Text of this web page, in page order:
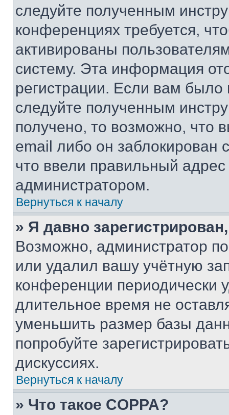
следуйте полученным
конференциях требуется,
активированы
систему. Эта информация
регистрации. Если вам
следуйте полученным
получено, то возможно, что
email либо он
что ввели правильный адрес
администратором.
Вернуться к началу
» Я давно
Возможно, администратор
или удалил вашу учётную
конференции периодически
длительное время не
уменьшить размер базы
попробуйте
дискуссиях.
Вернуться к началу
» Что такое COPPA?